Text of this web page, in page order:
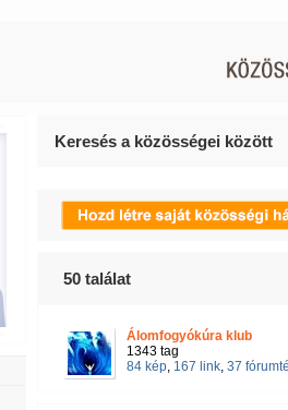
Keresés a közösségei között
50 találat
Álomfogyókúra klub
1343 tag
84 kép, 167 link, 37